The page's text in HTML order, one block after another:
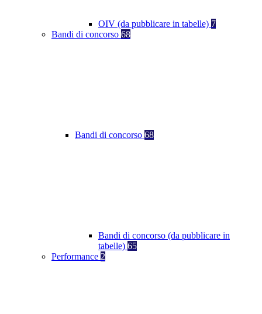
OIV (da pubblicare in tabelle) 7
Bandi di concorso 68
Bandi di concorso 68
Bandi di concorso (da pubblicare in
tabelle) 65
Performance 2